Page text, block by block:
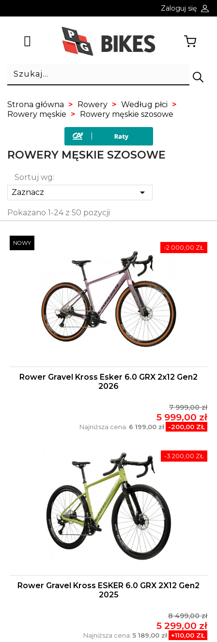
Zaloguj się
Strona główna Rowery
Według płci
Rowery męskie
Rowery męskie szosowe
ROWERY MĘSKIE SZOSOWE
Sortuj wg:
Zaznacz

Pokazano 1-24 z 50 pozycji
Rower Gravel Kross Esker 6.0 GRX 2x12 Gen2
2026
7 999,00 zł
5 999,00 zł
Najniższa cena: 6 199,00 zł -200,00 ZŁ
NOWY
-2 000,00 ZŁ
Rower Gravel Kross ESKER 6.0 GRX 2X12 Gen2
2025
8 499,00 zł
5 299,00 zł
Najniższa cena: 5 189,00 zł +110,00 ZŁ
-3 200,00 ZŁ